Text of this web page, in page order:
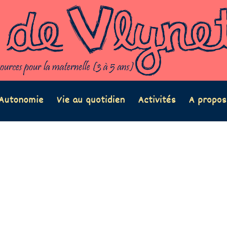
Vie au quotidien Activités A propos